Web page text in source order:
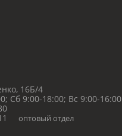
16Б/4
Сб 9:00-18:00; Вс 9:00-16:00
оптовый отдел